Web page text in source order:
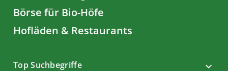
Börse für Bio-Höfe
Hofläden & Restaurants
Top Suchbegriffe